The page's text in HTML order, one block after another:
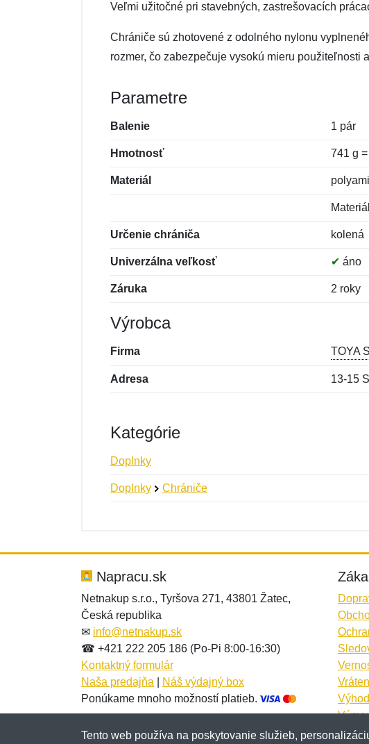
Veľmi užitočné pri stavebných, zastrešovacích
Chrániče sú zhotovené z odolného nylonu
rozmer, čo zabezpečuje vysokú mieru použiteľnosti
Parametre
Balenie 1 pár
Hmotnosť 741 g
Materiál
Určenie chrániča kolená
Univerzálna veľkosť ✔ áno
Záruka 2 roky
Výrobca
Firma TOYA
Adresa 13-15
Kategórie
Doplnky
Doplnky Chrániče
Správa*
Správa*
Napracu.sk
Netnakup s.r.o., Tyršova 271, 43801 Žatec,
Česká republika
✉ info@netnakup.sk
☎ +421 222 205 186 (Po-Pi 8:00-16:30)
Kontaktný formulár
Naša predajňa
Náš výdajný box
Ponúkame mnoho možností platieb.
Viac
Tento web používa na poskytovanie služieb,